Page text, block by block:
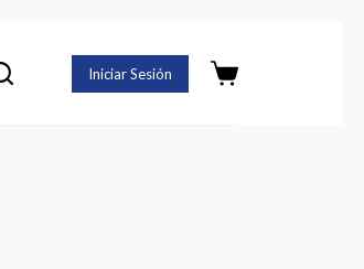
Iniciar Sesión
Carro